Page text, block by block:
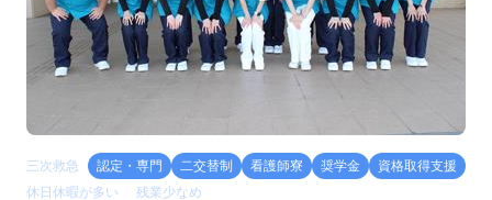
三次救急 認定・専門 二交替制 看護師寮 奨学金
資格取得支援
休日休暇が多い
残業少なめ